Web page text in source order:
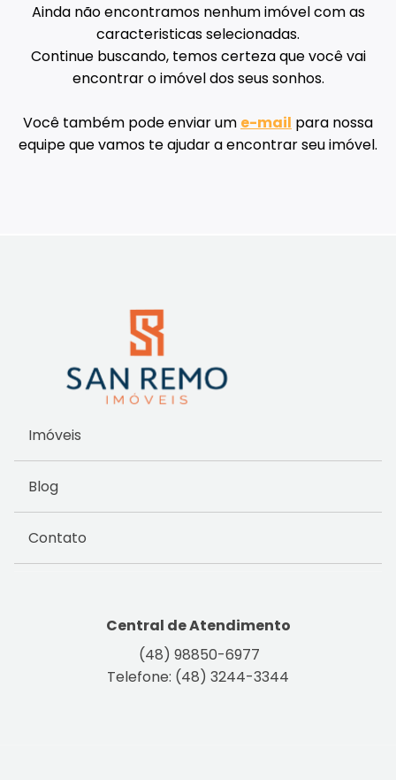
Ainda não encontramos nenhum imóvel com as
caracteristicas selecionadas.
Continue buscando, temos certeza que você vai
encontrar o imóvel dos seus sonhos.
Você também pode enviar um e-mail para nossa
equipe que vamos te ajudar a encontrar seu imóvel.
Imóveis
Blog
Contato
Central de Atendimento
(48) 98850-6977
Telefone: (48) 3244-3344